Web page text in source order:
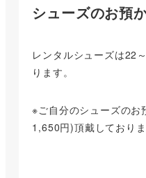
シューズのお預
レンタルシューズは22
ります。
※ご自分のシューズの
1,650円)頂戴しておりま